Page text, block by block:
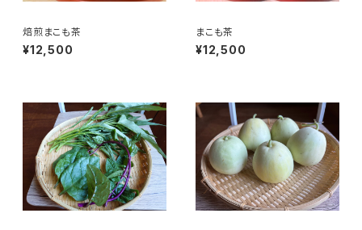
焙煎まこも茶
¥12,500
まこも茶
¥12,500